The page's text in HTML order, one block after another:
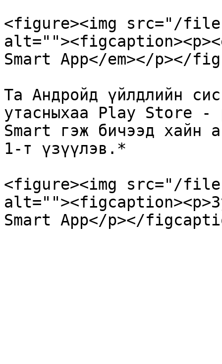
<figure><img src="/
Smart App</em></p></
Та Андройд үйлдлийн
утасныхаа Play Store -
Smart гэж бичээд хайн
1-т үзүүлэв.*
<figure><img src="/